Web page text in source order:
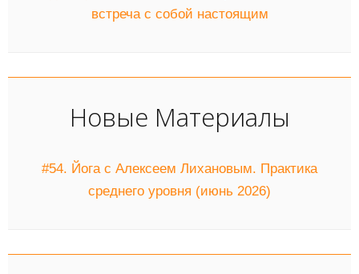
встреча с собой настоящим
Новые Материалы
#54. Йога с Алексеем Лихановым. Практика
среднего уровня (июнь 2026)